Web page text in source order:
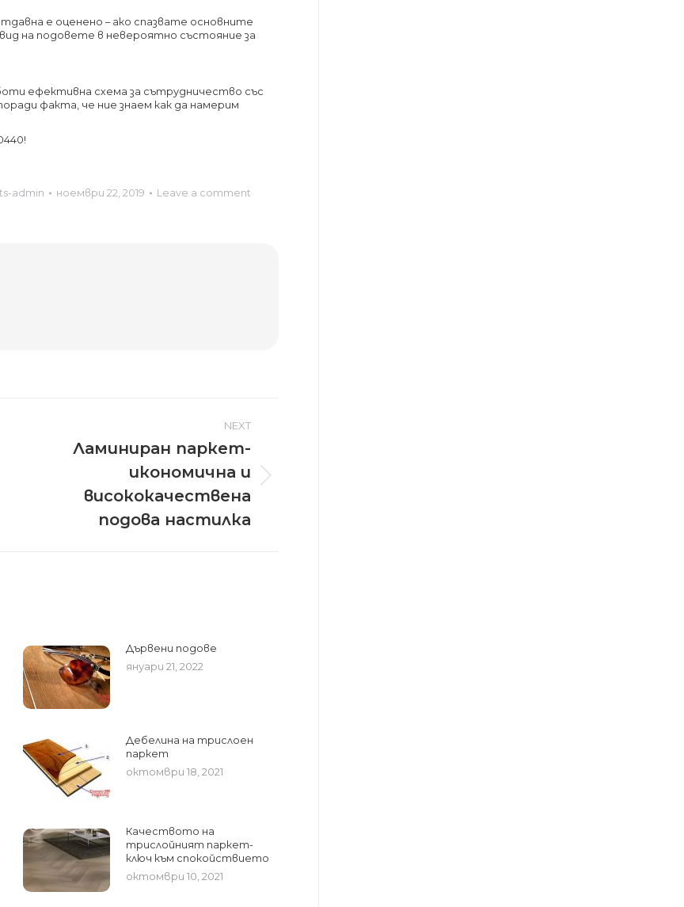
е оценено – ако спазвате основните
на подовете в невероятно състояние за
ефективна схема за сътрудничество със
факта, че ние знаем как да намерим
ts-admin ноември 22, 2019 Leave a comment
NEXT
Ламиниран паркет-
икономична и
висококачествена
подова настилка
Дървени подове
януари 21, 2022
Дебелина на трислоен
паркет
октомври 18, 2021
Качеството на
трислойният паркет-
ключ към спокойствието
октомври 10, 2021